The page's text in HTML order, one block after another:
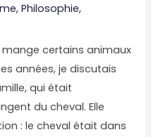
,Philosophie,
mange certains animaux
années, je discutais
qui était
du cheval. Elle
: le cheval était dans